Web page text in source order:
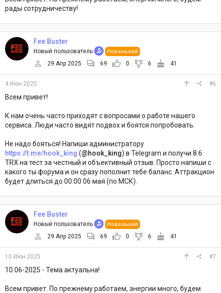
рады сотрудничеству!
Fee Buster
Новый пользователь Новенький
29 Апр 2025 69 0 6 41
4 Июн 2025 #6
Всем привет!
К нам очень часто приходят с вопросами о работе нашего
сервиса. Люди часто видят подвох и боятся попробовать.
Не надо бояться! Напиши администратору
https://t.me/hook_king (@hook_king) в Telegram и получи 8.6
TRX на тест за честный и объективный отзыв. Просто напиши с
какого ты форума и он сразу пополнит тебе баланс. Аттракцион
будет длиться до 00:00 06 мая (по МСК).
Fee Buster
Новый пользователь Новенький
29 Апр 2025 69 0 6 41
10 Июн 2025 #7
10.06-2025 - Тема актуальна!
Всем привет. По прежнему работаем, энергии много, будем